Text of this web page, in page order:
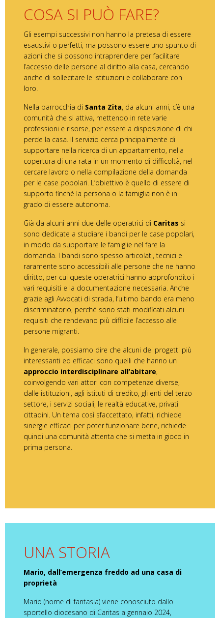
COSA SI PUÒ FARE?
Gli esempi successivi non hanno la pretesa di essere
esaustivi o perfetti, ma possono essere uno spunto di
azioni che si possono intraprendere per facilitare
l’accesso delle persone al diritto alla casa, cercando
anche di sollecitare le istituzioni e collaborare con
loro.
Nella parrocchia di Santa Zita, da alcuni anni, c’è una
comunità che si attiva, mettendo in rete varie
professioni e risorse, per essere a disposizione di chi
perde la casa. Il servizio cerca principalmente di
supportare nella ricerca di un appartamento, nella
copertura di una rata in un momento di difficoltà, nel
cercare lavoro o nella compilazione della domanda
per le case popolari. L’obiettivo è quello di essere di
supporto finché la persona o la famiglia non è in
grado di essere autonoma.
Già da alcuni anni due delle operatrici di Caritas si
sono dedicate a studiare i bandi per le case popolari,
in modo da supportare le famiglie nel fare la
domanda. I bandi sono spesso articolati, tecnici e
raramente sono accessibili alle persone che ne hanno
diritto, per cui queste operatrici hanno approfondito i
vari requisiti e la documentazione necessaria. Anche
grazie agli Avvocati di strada, l’ultimo bando era meno
discriminatorio, perché sono stati modificati alcuni
requisiti che rendevano più difficile l’accesso alle
persone migranti.
In generale, possiamo dire che alcuni dei progetti più
interessanti ed efficaci sono quelli che hanno un
approccio interdisciplinare all’abitare,
coinvolgendo vari attori con competenze diverse,
dalle istituzioni, agli istituti di credito, gli enti del terzo
settore, i servizi sociali, le realtà educative, privati
cittadini. Un tema così sfaccettato, infatti, richiede
sinergie efficaci per poter funzionare bene, richiede
quindi una comunità attenta che si metta in gioco in
prima persona.
UNA STORIA
Mario, dall’emergenza freddo ad una casa di
proprietà
Mario (nome di fantasia) viene conosciuto dallo
sportello diocesano di Caritas a gennaio 2024,